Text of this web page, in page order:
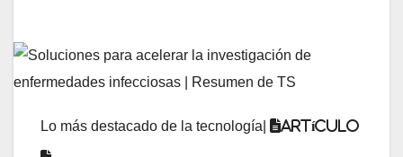
Lo más destacado de la tecnología Artículo